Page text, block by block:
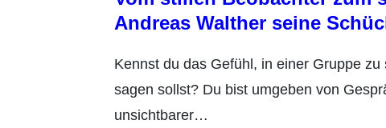
Andreas Walther seine
Kennst du das Gefühl, in einer Gruppe zu stehen und einfach nicht zu wissen, was du
sagen sollst? Du bist umgeben von
unsichtbarer…